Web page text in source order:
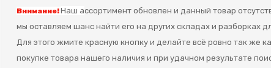
Внимание!Наш ассортимент обновлен и данный товар
мы оставляем шанс найти его на других складах и разборках
Для этого жмите красную кнопку и делайте всё ровно так же
покупке товара нашего наличия и при удачном результате